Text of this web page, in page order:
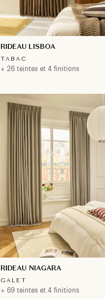
RIDEAU LISBOA
TABAC
+ 26 teintes et 4 finitions
RIDEAU NIAGARA
GALET
+ 69 teintes et 4 finitions